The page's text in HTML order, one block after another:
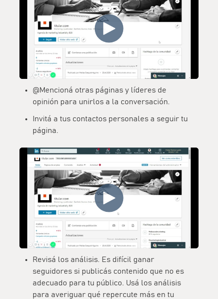
@Mencioná otras páginas y líderes de
opinión para unirlos a la conversación.
Invitá a tus contactos personales a seguir tu
página.
Revisá los análisis. Es difícil ganar
seguidores si publicás contenido que no es
adecuado para tu público. Usá los análisis
para averiguar qué repercute más en tu